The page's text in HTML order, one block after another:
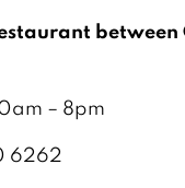
– 8pm
6262